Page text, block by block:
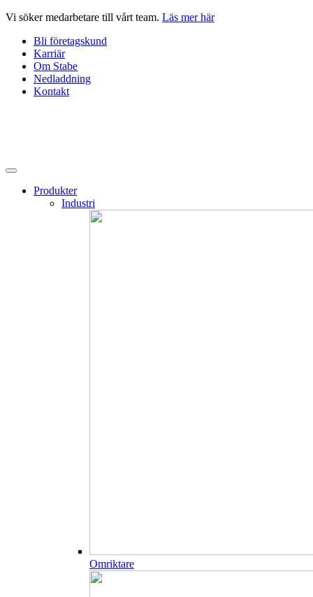
Hoppa
innehåll
Vi söker medarbetare till vårt team. Läs mer här
Bli företagskund
Karriär
Om Stabe
Nedladdning
Kontakt
Produkter
Industri
Omriktare